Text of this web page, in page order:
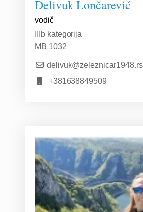
Delivuk Lončarević
vodič
IIIb kategorija
MB 1032
delivuk@zeleznicar1948.rs
+381638849509